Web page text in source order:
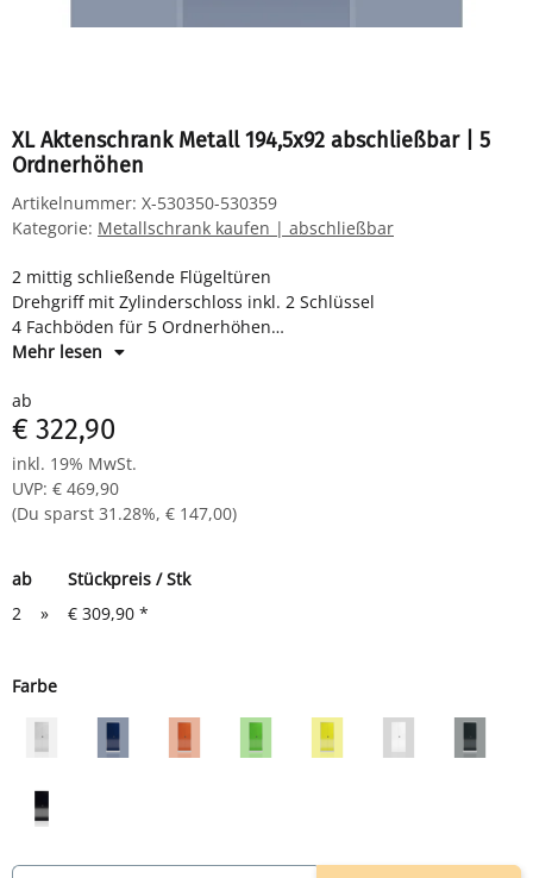
XL Aktenschrank Metall 194,5x92 abschließbar | 5
Ordnerhöhen
Artikelnummer: X-530350-530359
Kategorie: Metallschrank kaufen | abschließbar
2 mittig schließende Flügeltüren
Drehgriff mit Zylinderschloss inkl. 2 Schlüssel
4 Fachböden für 5 Ordnerhöhen
Maße: H 1945 x B 920 x T 500 mm
Fachböden müssen eingelegt werden
Mehr lesen
ab
€ 322,90
inkl. 19% MwSt.
UVP: € 469,90
(Du sparst 31.28%, € 147,00)
ab
Stückpreis / Stk
2
» € 309,90 *
Farbe